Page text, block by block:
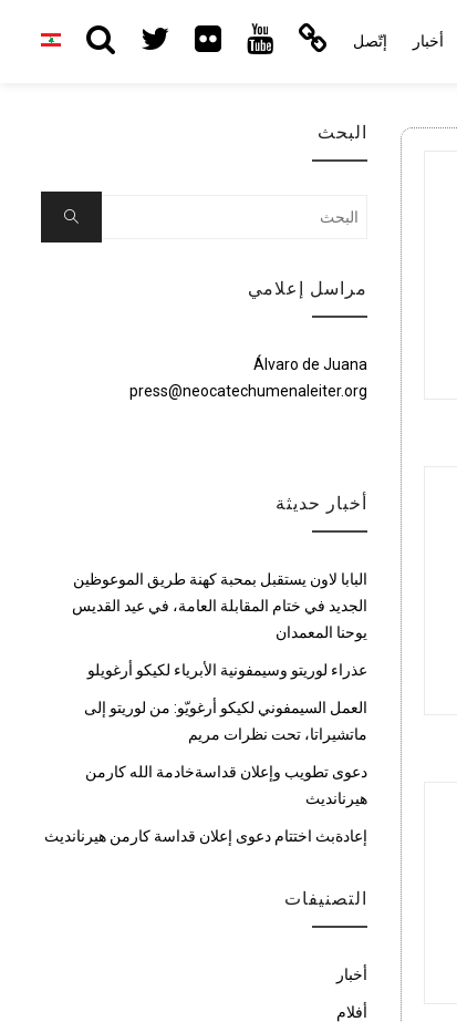
أخبار إتّصل
البحث
Search
Search
مراسل إعلامي
Álvaro de Juana
press@neocatechumenaleiter.org
أخبار حديثة
البابا لاون يستقبل بمحبة كهنة طريق الموعوظين
الجديد في ختام المقابلة العامة، في عيد القديس
يوحنا المعمدان
عذراء لوريتو وسيمفونية الأبرياء لكيكو أرغويلو
العمل السيمفوني لكيكو أرغويّو: من لوريتو إلى
ماتشيراتا، تحت نظرات مريم
دعوى تطويب وإعلان قداسةخادمة الله كارمن
هيرنانديث
إعادةبث اختتام دعوى إعلان قداسة كارمن هيرنانديث
التصنيفات
أخبار
أفلام